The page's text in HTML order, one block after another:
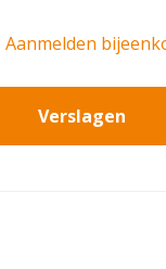
Aanmelden
Verslagen